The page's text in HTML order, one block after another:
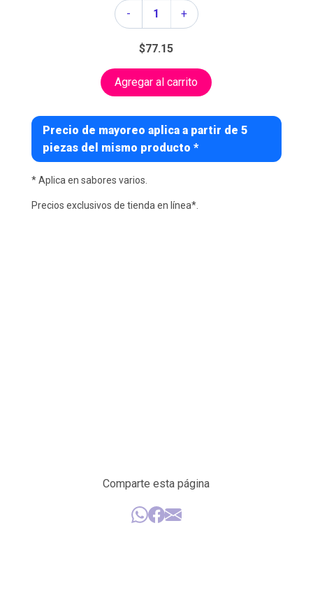
-
Cantidad +
$77.15
Agregar al carrito
Precio de mayoreo aplica a partir de 5
piezas del mismo producto *
* Aplica en sabores varios.
Precios exclusivos de tienda en línea*.
Comparte esta página